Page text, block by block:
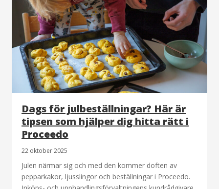
Dags för julbeställningar? Här är
tipsen som hjälper dig hitta rätt i
Proceedo
22 oktober 2025
Julen närmar sig och med den kommer doften av
pepparkakor, ljusslingor och beställningar i Proceedo.